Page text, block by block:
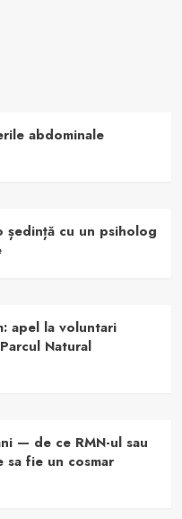
abdominale
ședință cu un psiholog
apel la voluntari
Natural
— de ce RMN-ul sau
fie un cosmar